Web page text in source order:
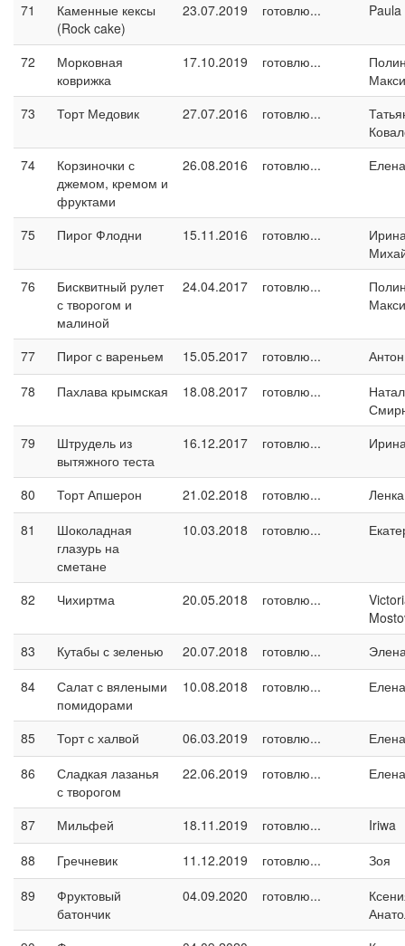
71
Каменные кексы
(Rock cake)
23.07.2019 готовлю... Paula
72
Морковная
коврижка
17.10.2019 готовлю...
73
Торт Медовик 27.07.2016 готовлю...
74
Корзиночки с
джемом, кремом и
фруктами
26.08.2016 готовлю... Елена
75 Пирог Флодни 15.11.2016 готовлю...
76
Бисквитный рулет
с творогом и
малиной
24.04.2017 готовлю...
77 Пирог с вареньем 15.05.2017 готовлю...
78
Пахлава крымская 18.08.2017 готовлю...
79
Штрудель из
вытяжного теста
16.12.2017 готовлю...
80 Торт Апшерон 21.02.2018 готовлю...
81
Шоколадная
глазурь на
сметане
10.03.2018 готовлю...
82 Чихиртма 20.05.2018 готовлю...
83
Кутабы с зеленью 20.07.2018 готовлю...
84
Салат с вялеными
помидорами
10.08.2018 готовлю...
85 Торт с халвой 06.03.2019 готовлю...
Елена
86
Сладкая лазанья
с творогом
22.06.2019 готовлю...
87 Мильфей 18.11.2019 готовлю...
Iriwa
88
Гречневик 11.12.2019 готовлю...
Зоя
89
Фруктовый
батончик
04.09.2020 готовлю...